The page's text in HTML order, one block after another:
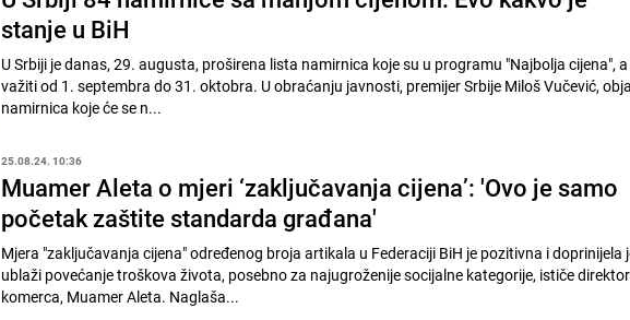
stanje u BiH
U Srbiji je danas, 29. augusta, proširena lista namirnica koje su u programu "Najbolja cijena",
važiti od 1. septembra do 31. oktobra. U obraćanju javnosti, premijer Srbije Miloš Vučević,
namirnica koje će se n...
25.08.24. 10:36
Muamer Aleta o mjeri ‘zaključavanja cijena’: 'Ovo je samo
početak zaštite standarda građana'
Mjera "zaključavanja cijena" određenog broja artikala u Federaciji BiH je pozitivna i doprinijela
ublaži povećanje troškova života, posebno za najugroženije socijalne kategorije, ističe
komerca, Muamer Aleta. Naglaša...